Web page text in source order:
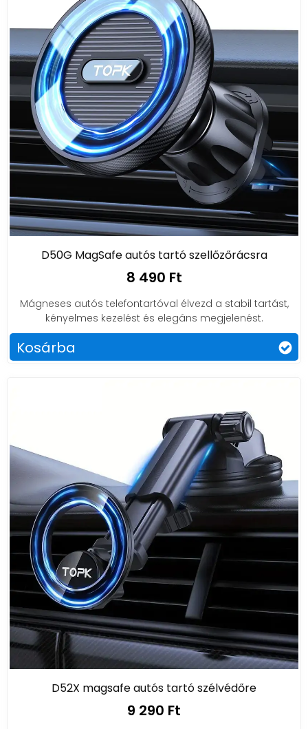
D50G MagSafe autós tartó szellőzőrácsra
8 490 Ft
Mágneses autós telefontartóval élvezd a stabil tartást,
kényelmes kezelést és elegáns megjelenést.
Kosárba
D52X magsafe autós tartó szélvédőre
9 290 Ft